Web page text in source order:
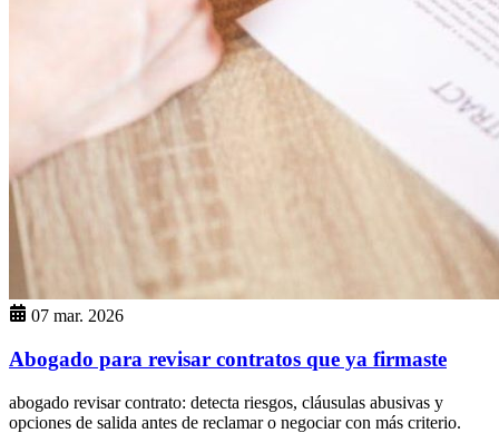
07 mar. 2026
Abogado para revisar contratos que ya firmaste
abogado revisar contrato: detecta riesgos, cláusulas abusivas y
opciones de salida antes de reclamar o negociar con más criterio.